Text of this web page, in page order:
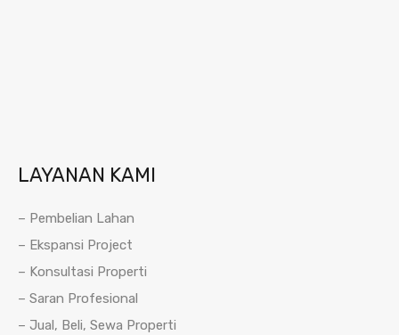
LAYANAN KAMI
– Pembelian Lahan
– Ekspansi Project
– Konsultasi Properti
– Saran Profesional
– Jual, Beli, Sewa Properti